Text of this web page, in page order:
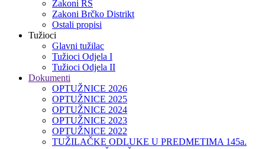
Zakoni RS
Zakoni Brčko Distrikt
Ostali propisi
Tužioci
Glavni tužilac
Tužioci Odjela I
Tužioci Odjela II
Dokumenti
OPTUŽNICE 2026
OPTUŽNICE 2025
OPTUŽNICE 2024
OPTUŽNICE 2023
OPTUŽNICE 2022
TUŽILAČKE ODLUKE U PREDMETIMA 145a.